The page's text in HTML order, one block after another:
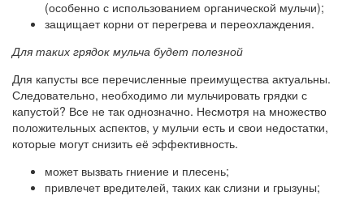
(особенно с использованием органической мульчи);
защищает корни от перегрева и переохлаждения.
Для таких грядок мульча будет полезной
Для капусты все перечисленные преимущества актуальны.
Следовательно, необходимо ли мульчировать грядки с
капустой? Все не так однозначно. Несмотря на множество
положительных аспектов, у мульчи есть и свои недостатки,
которые могут снизить её эффективность.
может вызвать гниение и плесень;
привлечет вредителей, таких как слизни и грызуны;